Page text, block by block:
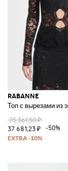
RABANNE
Топ с вырезами из
75 361,50 ₽
37 681,23 ₽
-50%